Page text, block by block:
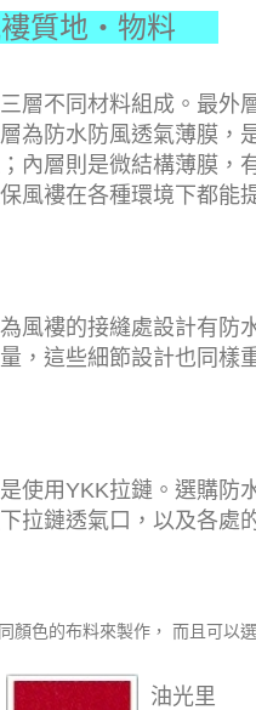
質地‧物料
層不同材料組成。最外
為防水防風透氣薄膜，
內層則是微結構薄膜，
風褸在各種環境下都能
風褸的接縫處設計有防
，這些細節設計也同樣
使用YKK拉鏈。選購防
拉鏈透氣口，以及各處
顏色的布料來製作， 而且可以
油光里